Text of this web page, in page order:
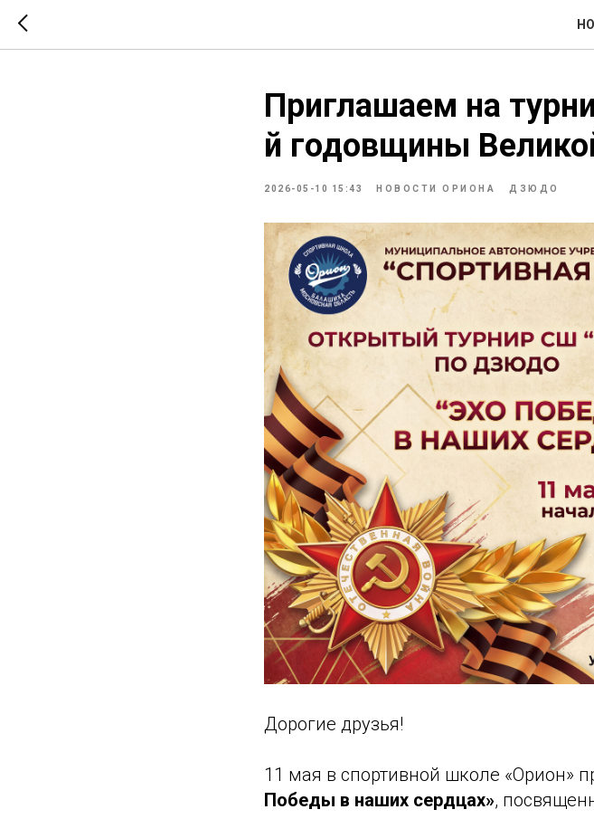
Приглашаем на
й годовщины
2026-05-10 15:43 НОВОСТИ ОРИОНА ДЗЮДО
Дорогие друзья!
11 мая в спортивной школе «Орион»
Победы в наших сердцах»,